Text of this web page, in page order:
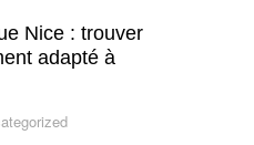
Nice : trouver
adapté à